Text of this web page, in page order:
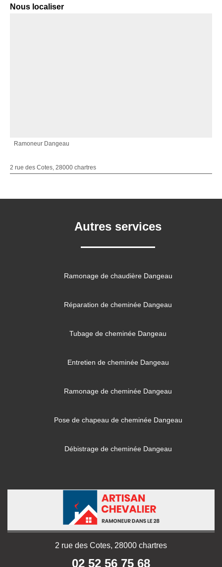
Nous localiser
Ramoneur Dangeau
2 rue des Cotes, 28000 chartres
Autres services
Ramonage de chaudière Dangeau
Réparation de cheminée Dangeau
Tubage de cheminée Dangeau
Entretien de cheminée Dangeau
Ramonage de cheminée Dangeau
Pose de chapeau de cheminée Dangeau
Débistrage de cheminée Dangeau
2 rue des Cotes, 28000 chartres
02 52 56 75 68